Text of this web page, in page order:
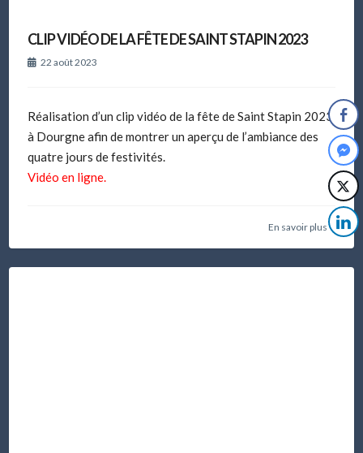
CLIP VIDÉO DE LA FÊTE DE SAINT STAPIN 2023
22 août 2023
Réalisation d’un clip vidéo de la fête de Saint Stapin 2023
à Dourgne afin de montrer un aperçu de l’ambiance des
quatre jours de festivités.
Vidéo en ligne.
En savoir plus